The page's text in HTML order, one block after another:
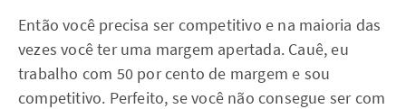
Então você precisa ser competitivo e na maioria das
vezes você ter uma margem apertada. Cauê, eu
trabalho com 50 por cento de margem e sou
competitivo. Perfeito, se você não consegue ser com